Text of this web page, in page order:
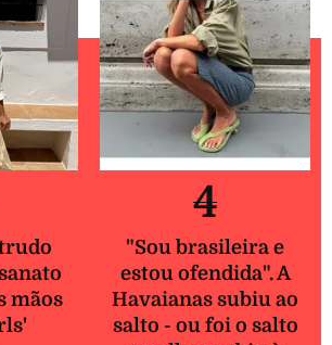
mãos
4
"Sou brasileira e
estou ofendida". A
Havaianas subiu ao
salto - ou foi o salto